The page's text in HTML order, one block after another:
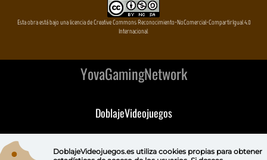
Esta obra está bajo una licencia de Creative Commons Reconocimiento-NoComercial-CompartirIgual 4.0
Internacional
YovaGamingNetwork
DoblajeVideojuegos
DeVuego
DoblajeVideojuegos.es utiliza cookies propiaspara obtener